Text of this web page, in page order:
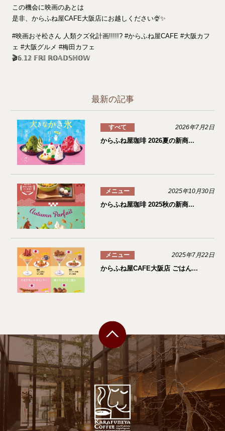
この機会に映画のあとは
是非、からふね屋CAFE大阪店にお越しください🍨✨
#映画おそ松さん 人類クズ化計画!!!!!? #からふね屋CAFE #大阪カフ
ェ #大阪グルメ #梅田カフェ
🎬𝟞.𝟙𝟚 𝔽ℝ𝕀 ℝ𝕆𝔸𝔻𝕊ℍ𝕆𝕎
最新の記事
すべて 2026年7月2日
からふね屋珈琲 2026夏の新商...
メニュー 2025年10月30日
からふね屋珈琲 2025秋の新商...
メニュー 2025年7月22日
からふね屋CAFE大阪店 ごはん...